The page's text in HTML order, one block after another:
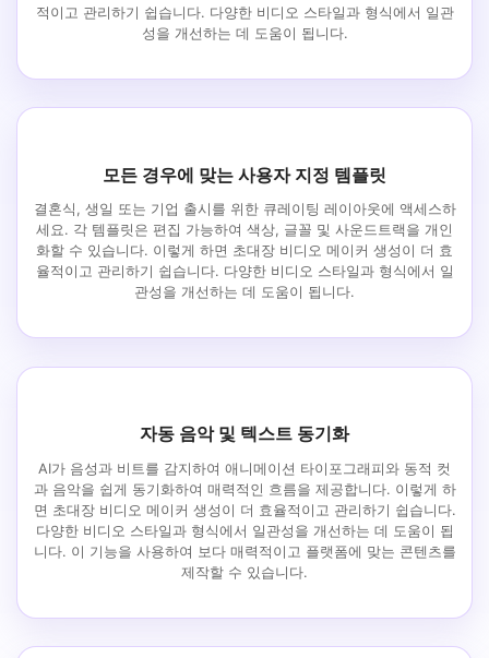
적이고 관리하기 쉽습니다. 다양한 비디오 스타일과 형식에서 일관
성을 개선하는 데 도움이 됩니다.
모든 경우에 맞는 사용자 지정 템플릿
결혼식, 생일 또는 기업 출시를 위한 큐레이팅 레이아웃에 액세스하
세요. 각 템플릿은 편집 가능하여 색상, 글꼴 및 사운드트랙을 개인
화할 수 있습니다. 이렇게 하면 초대장 비디오 메이커 생성이 더 효
율적이고 관리하기 쉽습니다. 다양한 비디오 스타일과 형식에서 일
관성을 개선하는 데 도움이 됩니다.
자동 음악 및 텍스트 동기화
AI가 음성과 비트를 감지하여 애니메이션 타이포그래피와 동적 컷
과 음악을 쉽게 동기화하여 매력적인 흐름을 제공합니다. 이렇게 하
면 초대장 비디오 메이커 생성이 더 효율적이고 관리하기 쉽습니다.
다양한 비디오 스타일과 형식에서 일관성을 개선하는 데 도움이 됩
니다. 이 기능을 사용하여 보다 매력적이고 플랫폼에 맞는 콘텐츠를
제작할 수 있습니다.